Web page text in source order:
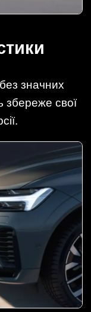
значних
збереже свої